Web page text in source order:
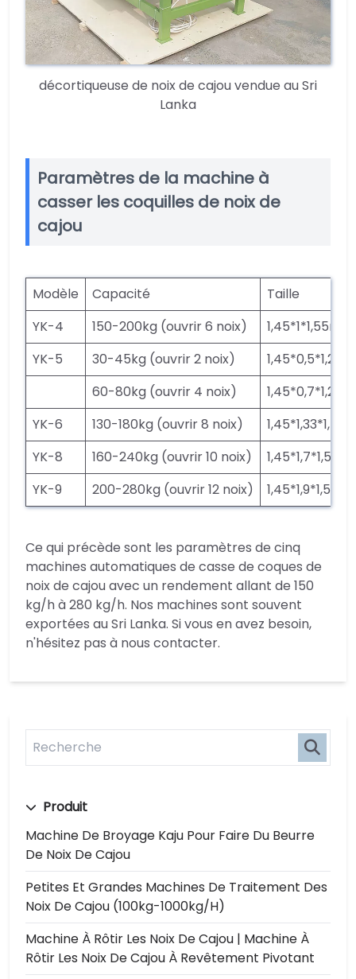
Produit
Machine De Broyage Kaju Pour Faire Du Beurre
De Noix De Cajou
Petites Et Grandes Machines De Traitement Des
Noix De Cajou (100kg-1000kg/h)
Machine À Rôtir Les Noix De Cajou | Machine À
Rôtir Les Noix De Cajou À Revêtement Pivotant
décortiqueuse de noix de cajou vendue au Sri
Lanka
Paramètres de la machine à
casser les coquilles de noix de
cajou
Modèle Capacité
Taille
YK-4
150-200kg (ouvrir 6 noix)
1,45*1*1,55m
YK-5
30-45kg (ouvrir 2 noix)
1,45*0,5*1,2m
60-80kg (ouvrir 4 noix)
1,45*0,7*1,2m
YK-6
130-180kg (ouvrir 8 noix)
YK-8
160-240kg (ouvrir 10 noix)
1,45*1,7*1,55m
YK-9
200-280kg (ouvrir 12 noix) 1,45*1,9*1,55m
Ce qui précède sont les paramètres de cinq
machines automatiques de casse de coques de
noix de cajou avec un rendement allant de 150
kg/h à 280 kg/h. Nos machines sont souvent
exportées au Sri Lanka. Si vous en avez besoin,
n'hésitez pas à nous contacter.